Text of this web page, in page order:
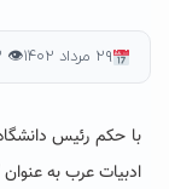
۲۹ مرداد ۱۴۰۲ 👁 ۱۳ بازدید
با حکم رئیس
ادبیات عرب به